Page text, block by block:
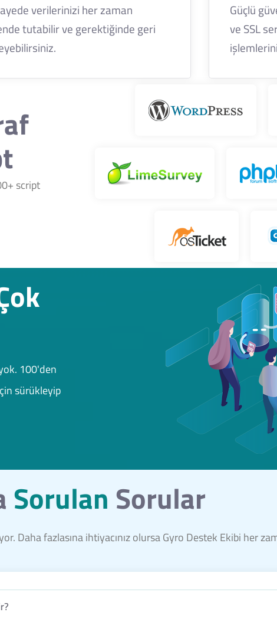
verilerinizi her zaman
tutabilir ve gerektiğinde geri
Güçlü
ve SSL
script
100'den
sürükleyip
Sorulan Sorular
Daha fazlasına ihtiyacınız olursa Gyro Destek Ekibi her